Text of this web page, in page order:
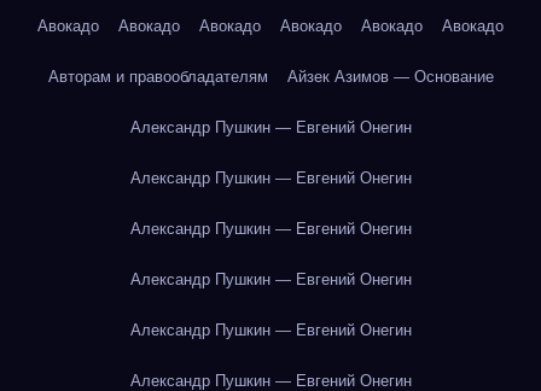
Авокадо Авокадо Авокадо Авокадо Авокадо Авокадо
Авторам и правообладателям Айзек Азимов — Основание
Александр Пушкин — Евгений Онегин
Александр Пушкин — Евгений Онегин
Александр Пушкин — Евгений Онегин
Александр Пушкин — Евгений Онегин
Александр Пушкин — Евгений Онегин
Александр Пушкин — Евгений Онегин